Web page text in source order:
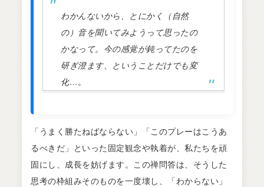
わかんないから、とにかく（自然
の）音を聞いてみようって思ったの
かなって。今の感覚が鈍ってたのを
研ぎ澄ます、ということだけでも変
化…。
「うまく勝たねばならない」「このプレーはこうあ
るべきだ」といった固定観念や執着が、私たちを頑
固にし、成長を妨げます。この禅問答は、そうした
思考の枠組みそのものを一度壊し、「わからない」